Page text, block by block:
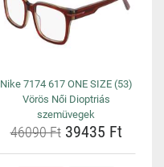
Nike 7174 617 ONE SIZE (53)
Vörös Női Dioptriás
szemüvegek
46090 Ft39435 Ft